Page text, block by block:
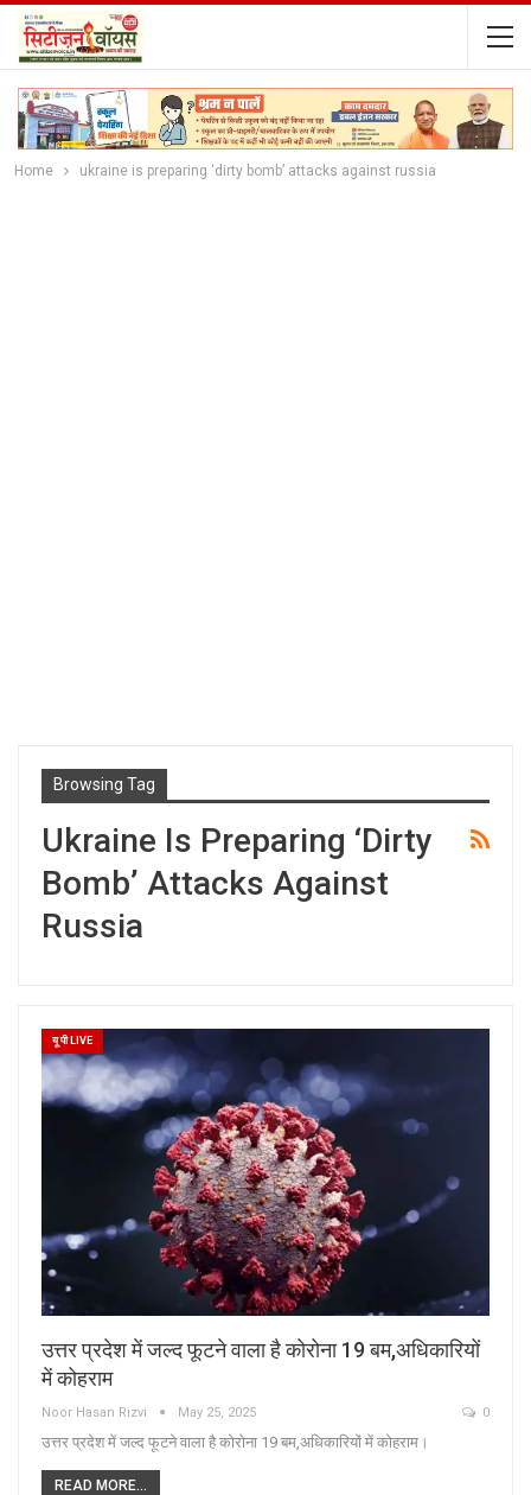
Home ukraine is preparing ‘dirty bomb’ attacks against russia
Browsing Tag
Ukraine Is Preparing ‘dirty
Bomb’ Attacks Against
Russia
यू पी LIVE
उत्तर प्रदेश में जल्द फूटने वाला है कोरोना 19 बम,अधिकारियों
में कोहराम
Noor Hasan Rizvi May 25, 2025 0
उत्तर प्रदेश में जल्द फूटने वाला है कोरोना 19 बम,अधिकारियों में कोहराम।
READ MORE...